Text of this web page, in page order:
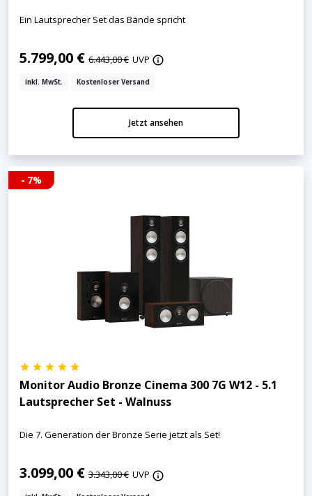
Ein Lautsprecher Set das Bände spricht
5.799,00 € 6.443,00 € UVP
inkl. MwSt. Kostenloser Versand
Jetzt ansehen
- 7%
Monitor Audio Bronze Cinema 300 7G W12 - 5.1
Lautsprecher Set - Walnuss
Die 7. Generation der Bronze Serie jetzt als Set!
3.099,00 € 3.343,00 € UVP